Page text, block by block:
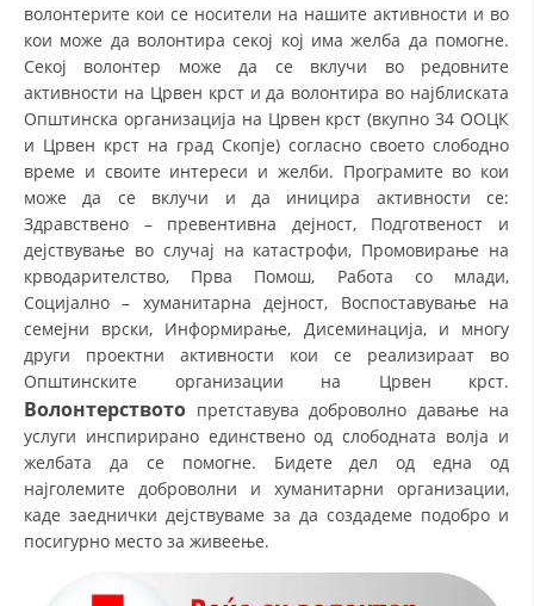
СТРУКТУРА И ОРГАНИЗАЦИОНА ПОСТАВЕНОСТ
ДИСЕМИНАЦИЈА
MЕЃУНАРОДНО ХУМАНИТАРНО ПРАВО
ПРОМОЦИЈА НА ХУМАНИ ВРЕДНОСТИ
УПОТРЕБА И ЗАШТИТА НА АМБЛЕМОТ
СОЦИЈАЛНО ХУМАНИТАРНА ДЕЈНОСТ
ПОДГОТВЕНОСТ И ДЕЈСТВО ПРИ КАТАСТРОФИ
ТИМОВИ НА ООЦК
ПРОЕКТИ – ПОДГОТВЕНОСТ И ДЕЈСТВУВАЊЕ ПРИ КАТАСТРОФИ
ОДНОСИ СО ЈАВНОСТ
волонтерите кои се носители на нашите активности и во
кои може да волонтира секој кој има желба да помогне.
Секој волонтер може да се вклучи во редовните
активности на Црвен крст и да волонтира во најблиската
Општинска организација на Црвен крст (вкупно 34 ООЦК
и Црвен крст на град Скопје) согласно своето слободно
време и своите интереси и желби. Програмите во кои
може да се вклучи и да иницира активности се:
Здравствено – превентивна дејност, Подготвеност и
дејствување во случај на катастрофи, Промовирање на
крводарителство, Прва Помош, Работа со млади,
Социјално – хуманитарна дејност, Воспоставување на
семејни врски, Информирање, Дисеминација, и многу
други проектни активности кои се реализираат во
Општинските организации на Црвен крст.
Волонтерството претставува доброволно давање на
услуги инспирирано единствено од слободната волја и
желбата да се помогне. Бидете дел од една од
најголемите доброволни и хуманитарни организации,
каде заеднички дејствуваме за да создадеме подобро и
посигурно место за живеење.